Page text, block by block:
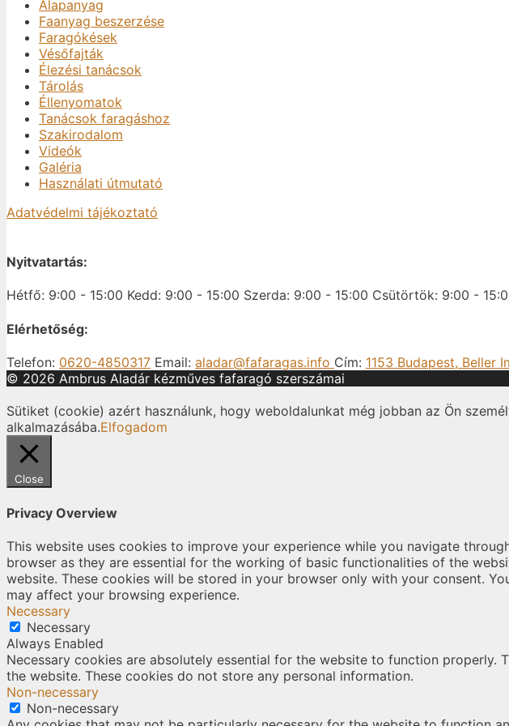
Alapanyag
Faanyag beszerzése
Faragókések
Vésőfajták
Élezési tanácsok
Tárolás
Éllenyomatok
Tanácsok faragáshoz
Szakirodalom
Videók
Galéria
Használati útmutató
Adatvédelmi tájékoztató
Nyitvatartás:
Hétfő: 9:00 - 15:00 Kedd: 9:00 - 15:00 Szerda: 9:00 - 15:00 Csütörtök: 9:00 -
Elérhetőség:
Telefon: 0620-4850317 Email: aladar@fafaragas.info Cím: 1153 Budapest, Beller
© 2026 Ambrus Aladár kézműves fafaragó szerszámai
Sütiket (cookie) azért használunk, hogy weboldalunkat még jobban az Ön
alkalmazásába.Elfogadom
Close
Privacy Overview
This website uses cookies to improve your experience while you navigate
browser as they are essential for the working of basic functionalities of the
website. These cookies will be stored in your browser only with your consent.
may affect your browsing experience.
Necessary
Necessary
Always Enabled
Necessary cookies are absolutely essential for the website to function
the website. These cookies do not store any personal information.
Non-necessary
Non-necessary